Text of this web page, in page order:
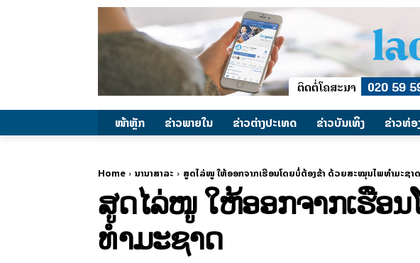
ໜ້າຫຼັກ ຂ່າວພາຍ​ໃນ ຂ່າວຕ່າງປະເທດ ​ຂ່າວບັນເທິງ ຂ່າວທ່
Home ນານາສາລະ ສູດໄລ່ໜູ ໃຫ້ອອກຈາກເຮືອນໂດຍບໍ່ຕ້ອງຂ້າ ດ້ວຍສະໝຸນໄພທຳມະຊາດ
ສູດໄລ່ໜູ ໃຫ້ອອກຈາກເຮືອ
ທຳມະຊາດ